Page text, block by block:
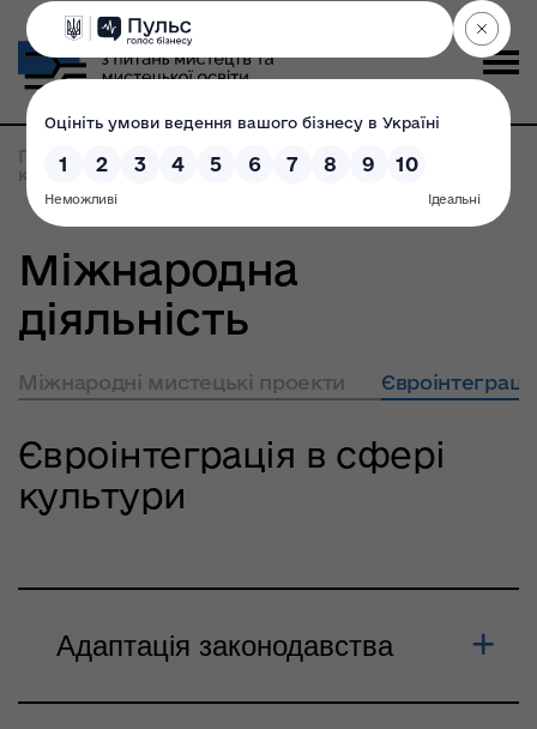
Головна Мистецтво >
Євроінтеграція в сфері
культури
Міжнародна
діяльність
Міжнародні мистецькі проекти
Євроінтеграція в сфері
культури
Адаптація законодавства